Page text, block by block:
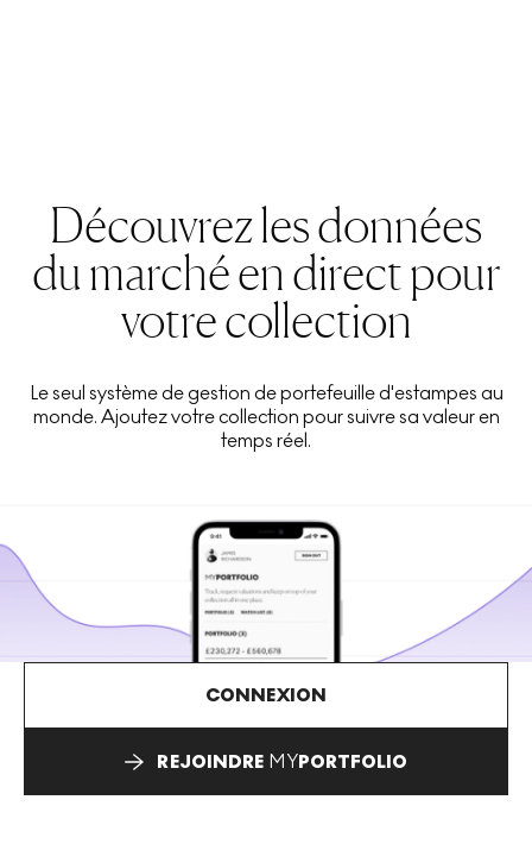
Découvrez les données
du marché en direct pour
votre collection
Le seul système de gestion de portefeuille d'estampes au
monde. Ajoutez votre collection pour suivre sa valeur en
temps réel.
CONNEXION
REJOINDRE MYPORTFOLIO